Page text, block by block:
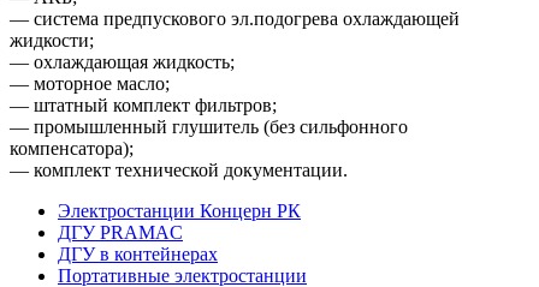
— система предпускового эл.подогрева охлаждающей
жидкости;
— охлаждающая жидкость;
— моторное масло;
— штатный комплект фильтров;
— промышленный глушитель (без сильфонного
компенсатора);
— комплект технической документации.
Электростанции Концерн РК
ДГУ PRAMAC
ДГУ в контейнерах
Портативные электростанции